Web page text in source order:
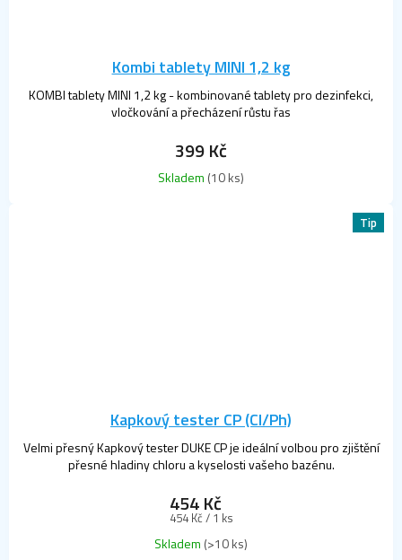
Kombi tablety MINI 1,2 kg
399 Kč
KOMBI tablety MINI 1,2 kg - kombinované tablety pro dezinfekci,
vločkování a přecházení růstu řas
Skladem (10 ks)
Tip
Kapkový tester CP (Cl/Ph)
454 Kč
Měrná
454 Kč / 1 ks
Velmi přesný Kapkový tester DUKE CP je ideální volbou pro zjištění
přesné hladiny chloru a kyselosti vašeho bazénu.
Skladem (>10 ks)